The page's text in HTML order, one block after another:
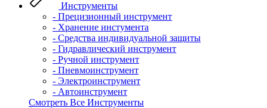
Инструменты
- Прецизионный инструмент
- Хранение инстумента
- Средства индивидуальной защиты
- Гидравлический инструмент
- Ручной инструмент
- Пневмоинструмент
- Электроинструмент
- Автоинструмент
Смотреть Все Инструменты